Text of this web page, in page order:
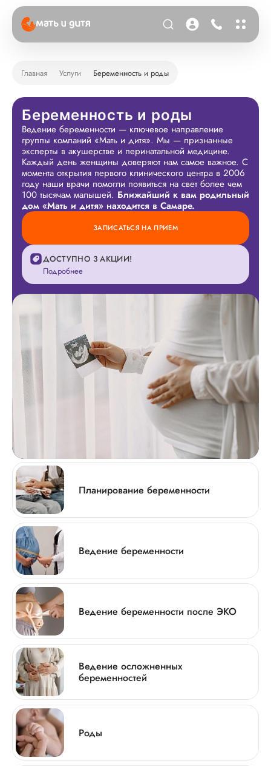
Главная Услуги Беременность и роды
Беременность и роды
Ведение беременности — ключевое направление
группы компаний «Мать и дитя». Мы — признанные
эксперты в акушерстве и перинатальной медицине.
Каждый день женщины доверяют нам самое важное. С
момента открытия первого клинического центра в 2006
году наши врачи помогли появиться на свет более чем
100 тысячам малышей. Ближайший к вам родильный
дом «Мать и дитя» находится в Самаре.
ЗАПИСАТЬСЯ НА ПРИЕМ
ДОСТУПНО 3 АКЦИИ!
Подробнее
Планирование беременности
Ведение беременности
Ведение беременности после ЭКО
Ведение осложненных
беременностей
Роды